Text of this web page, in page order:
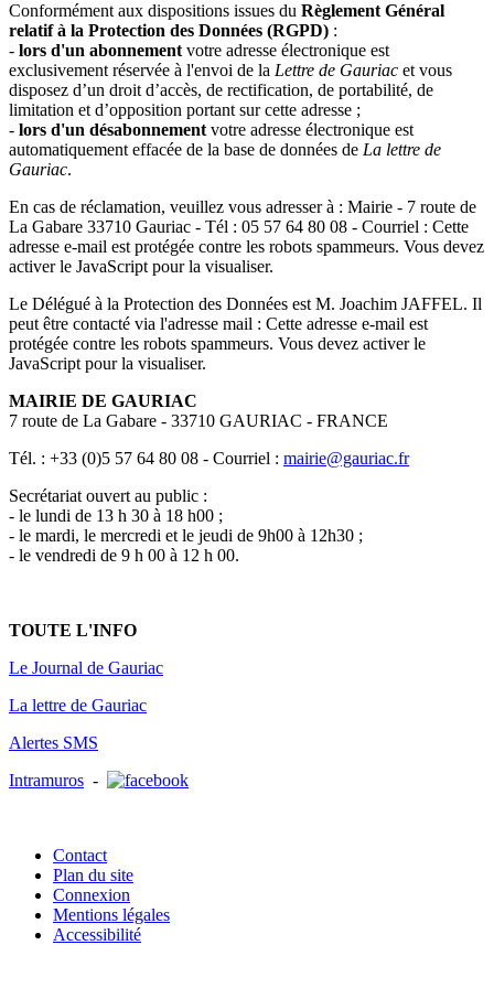
Conformément aux dispositions issues du Règlement Général
relatif à la Protection des Données (RGPD) :
- lors d'un abonnement votre adresse électronique est
exclusivement réservée à l'envoi de la Lettre de Gauriac et vous
disposez d’un droit d’accès, de rectification, de portabilité, de
limitation et d’opposition portant sur cette adresse ;
- lors d'un désabonnement votre adresse électronique est
automatiquement effacée de la base de données de La lettre de
Gauriac.
En cas de réclamation, veuillez vous adresser à : Mairie - 7 route de
La Gabare 33710 Gauriac - Tél : 05 57 64 80 08 - Courriel : Cette
adresse e-mail est protégée contre les robots spammeurs. Vous devez
activer le JavaScript pour la visualiser.
Le Délégué à la Protection des Données est M. Joachim JAFFEL. Il
peut être contacté via l'adresse mail : Cette adresse e-mail est
protégée contre les robots spammeurs. Vous devez activer le
JavaScript pour la visualiser.
MAIRIE DE GAURIAC
7 route de La Gabare - 33710 GAURIAC - FRANCE
Tél. : +33 (0)5 57 64 80 08 - Courriel : mairie@gauriac.fr
Secrétariat ouvert au public :
- le lundi de 13 h 30 à 18 h00 ;
- le mardi, le mercredi et le jeudi de 9h00 à 12h30 ;
- le vendredi de 9 h 00 à 12 h 00.
TOUTE L'INFO
Le Journal de Gauriac
La lettre de Gauriac
Alertes SMS
Intramuros -
Contact
Plan du site
Connexion
Mentions légales
Accessibilité